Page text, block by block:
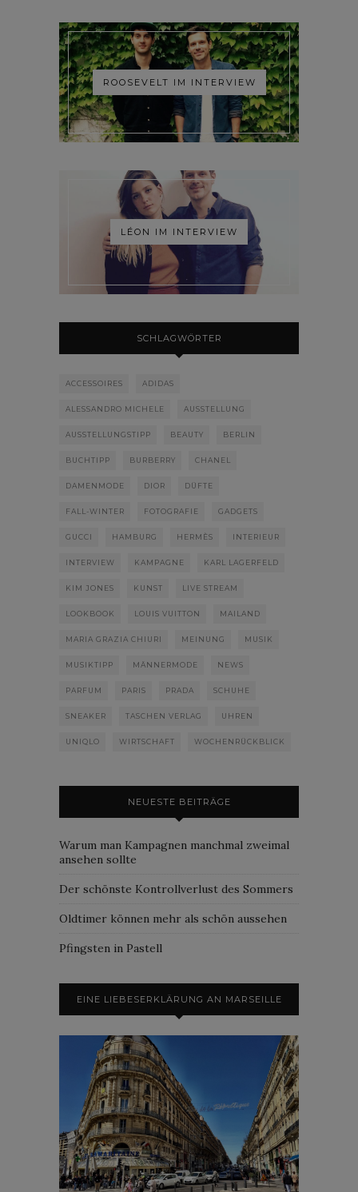
ROOSEVELT IM INTERVIEW
LÉON IM INTERVIEW
SCHLAGWÖRTER
ACCESSOIRES ADIDAS
ALESSANDRO MICHELE AUSSTELLUNG
AUSSTELLUNGSTIPP BEAUTY BERLIN
BUCHTIPP BURBERRY CHANEL
DAMENMODE DIOR DÜFTE
FALL-WINTER FOTOGRAFIE GADGETS
GUCCI HAMBURG HERMÈS INTERIEUR
INTERVIEW KAMPAGNE KARL LAGERFELD
KIM JONES KUNST LIVE STREAM
LOOKBOOK LOUIS VUITTON MAILAND
MARIA GRAZIA CHIURI MEINUNG MUSIK
MUSIKTIPP MÄNNERMODE NEWS
PARFUM PARIS PRADA SCHUHE
SNEAKER TASCHEN VERLAG UHREN
UNIQLO WIRTSCHAFT WOCHENRÜCKBLICK
NEUESTE BEITRÄGE
Warum man Kampagnen manchmal zweimal
ansehen sollte
Der schönste Kontrollverlust des Sommers
Oldtimer können mehr als schön aussehen
Pfingsten in Pastell
EINE LIEBESERKLÄRUNG AN MARSEILLE